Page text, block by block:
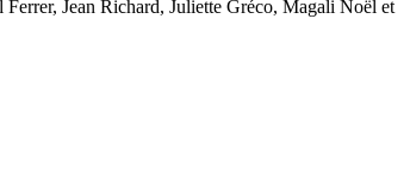
Ferrer, Jean Richard, Juliette Gréco, Magali Noël et